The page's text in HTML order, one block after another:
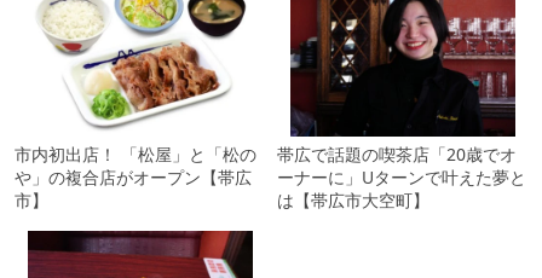
市内初出店！ 「松屋」と「松の
や」の複合店がオープン【帯広
市】
帯広で話題の喫茶店「20歳でオ
ーナーに」Uターンで叶えた夢と
は【帯広市大空町】